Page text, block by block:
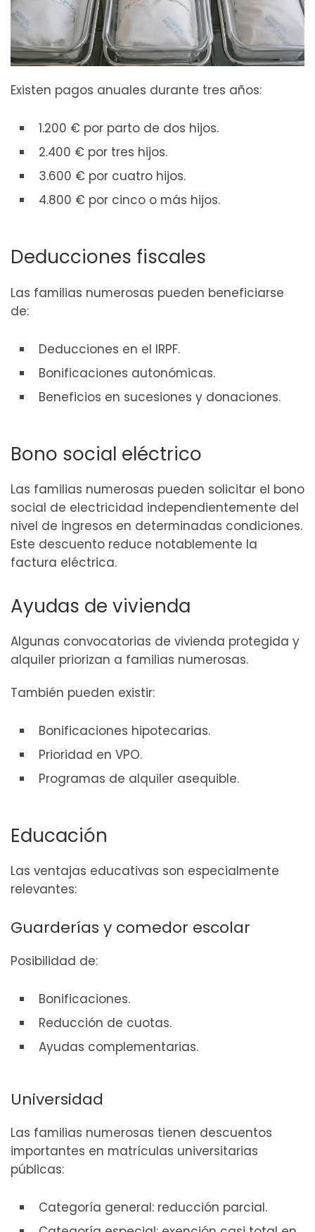
Existen pagos anuales durante tres años:
1.200 € por parto de dos hijos.
2.400 € por tres hijos.
3.600 € por cuatro hijos.
4.800 € por cinco o más hijos.
Deducciones fiscales
Las familias numerosas pueden beneficiarse
de:
Deducciones en el IRPF.
Bonificaciones autonómicas.
Beneficios en sucesiones y donaciones.
Bono social eléctrico
Las familias numerosas pueden solicitar el bono
social de electricidad independientemente del
nivel de ingresos en determinadas condiciones.
Este descuento reduce notablemente la
factura eléctrica.
Ayudas de vivienda
Algunas convocatorias de vivienda protegida y
alquiler priorizan a familias numerosas.
También pueden existir:
Bonificaciones hipotecarias.
Prioridad en VPO.
Programas de alquiler asequible.
Educación
Las ventajas educativas son especialmente
relevantes:
Guarderías y comedor escolar
Posibilidad de:
Bonificaciones.
Reducción de cuotas.
Ayudas complementarias.
Universidad
Las familias numerosas tienen descuentos
importantes en matrículas universitarias
públicas:
Categoría general: reducción parcial.